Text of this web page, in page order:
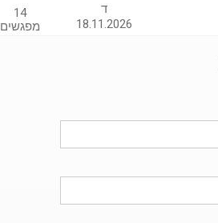
ד
18.11.2026
14
מפגשים